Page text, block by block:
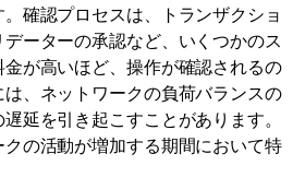
確認プロセスは、トランザクショ
ーターの承認など、いくつかのス
が高いほど、操作が確認されるの
、ネットワークの負荷バランスの
延を引き起こすことがあります。
の活動が増加する期間において特